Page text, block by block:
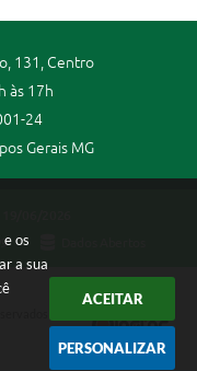
os
a sua
ACEITAR
PERSONALIZAR
131, Centro
às 17h
24
Gerais MG
-